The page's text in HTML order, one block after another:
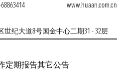
www.huaan.com.cn
纪大道8号国金中心二期31 - 32层
定期报告其它公告